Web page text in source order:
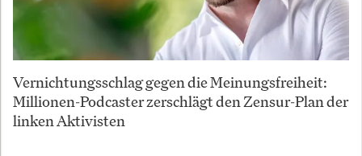
Vernichtungsschlag gegen die Meinungsfreiheit:
Millionen-Podcaster zerschlägt den Zensur-Plan der
linken Aktivisten